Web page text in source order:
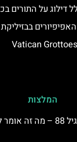
דילוג על התורים
המלצות
האפיפיור נפטר בגיל 88 –